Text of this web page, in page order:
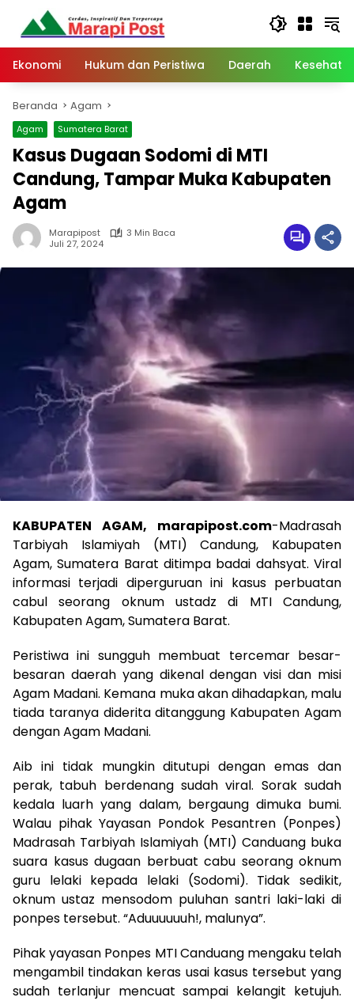
Langsung
konten
Ekonomi
Hukum dan Peristiwa Daerah
Beranda Agam
Agam Sumatera Barat
Kasus Dugaan Sodomi di MTI
Candung, Tampar Muka Kabupaten
Agam
Marapipost
3 Min Baca
Juli 27, 2024
KABUPATEN AGAM, marapipost.com-Madrasah
Tarbiyah Islamiyah (MTI) Candung, Kabupaten
Agam, Sumatera Barat ditimpa badai dahsyat. Viral
informasi terjadi diperguruan ini kasus perbuatan
cabul seorang oknum ustadz di MTI Candung,
Kabupaten Agam, Sumatera Barat.
Peristiwa ini sungguh membuat tercemar besar-
besaran daerah yang dikenal dengan visi dan misi
Agam Madani. Kemana muka akan dihadapkan, malu
tiada taranya diderita ditanggung Kabupaten Agam
dengan Agam Madani.
Aib ini tidak mungkin ditutupi dengan emas dan
perak, tabuh berdenang sudah viral. Sorak sudah
kedala luarh yang dalam, bergaung dimuka bumi.
Walau pihak Yayasan Pondok Pesantren (Ponpes)
Madrasah Tarbiyah Islamiyah (MTI) Canduang buka
suara kasus dugaan berbuat cabu seorang oknum
guru lelaki kepada lelaki (Sodomi). Tidak sedikit,
oknum ustaz mensodom puluhan santri laki-laki di
ponpes tersebut. “Aduuuuuuh!, malunya”.
Pihak yayasan Ponpes MTI Canduang mengaku telah
mengambil tindakan keras usai kasus tersebut yang
sudah terlanjur mencuat sampai kelangit ketujuh.